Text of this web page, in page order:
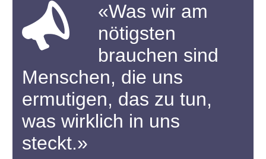
«Was wir am
nötigsten
brauchen sind
Menschen, die uns
ermutigen, das zu tun,
was wirklich in uns
steckt.»